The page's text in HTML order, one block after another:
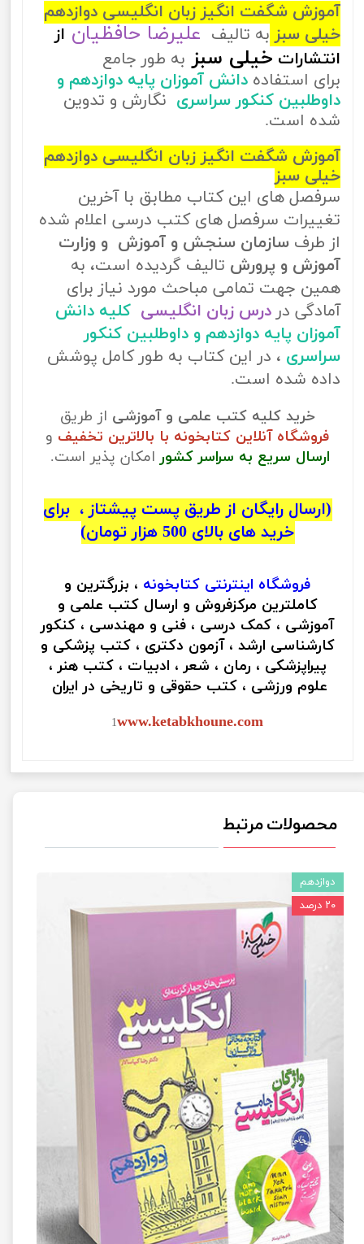
آموزش شگفت انگیز زبان انگلیسی دوازدهم
خیلی سبز به تالیف علیرضا حافظیان از
انتشارات خیلی سبز به طور جامع
برای استفاده دانش آموزان پایه دوازدهم و
داوطلبین کنکور سراسری نگارش و تدوین
شده است.
آموزش شگفت انگیز زبان انگلیسی دوازدهم
خیلی سبز
سرفصل های این کتاب مطابق با آخرین
تغییرات سرفصل های کتب درسی اعلام شده
از طرف سازمان سنجش و آموزش و وزارت
آموزش و پرورش تالیف گردیده است، به
همین جهت تمامی مباحث مورد نیاز برای
آمادگی در درس زبان انگلیسی کلیه دانش
آموزان پایه دوازدهم و داوطلبین کنکور
سراسری ، در این کتاب به طور کامل پوشش
داده شده است.
خرید کلیه کتب علمی و آموزشی از طریق
فروشگاه آنلاین کتابخونه با بالاترین تخفیف و
ارسال سریع به سراسر کشور امکان پذیر است.
(ارسال رایگان از طریق پست پیشتاز ، برای
خرید های بالای 500 هزار تومان)
فروشگاه اینترنتی کتابخونه ، بزرگترین و
کاملترین مرکزفروش و ارسال کتب علمی و
آموزشی ، کمک درسی ، فنی و مهندسی ، کنکور
کارشناسی ارشد ، آزمون دکتری ، کتب پزشکی و
پیراپزشکی ، رمان ، شعر ، ادبیات ، کتب هنر ،
علوم ورزشی ، کتب حقوقی و تاریخی در ایران
1www.ketabkhoune.com
محصولات مرتبط
دوازدهم
۲۰ درصد